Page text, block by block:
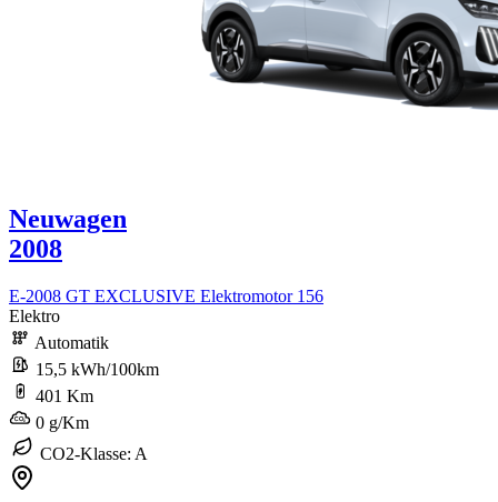
Neuwagen
2008
E-2008 GT EXCLUSIVE Elektromotor 156
Elektro
Automatik
15,5 kWh/100km
401 Km
0 g/Km
CO2-Klasse: A